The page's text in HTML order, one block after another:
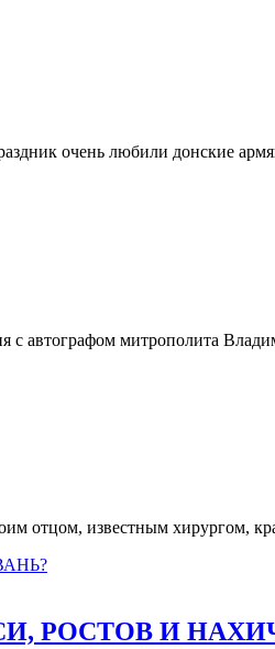
очень любили донские
с автографом митрополита
отцом, известным хирургом,
РОСТОВ И